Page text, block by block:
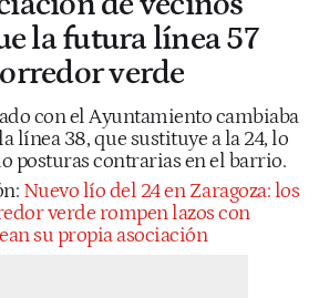
la futura línea 57
verde
con el Ayuntamiento cambiaba
línea 38, que sustituye a la 24, lo
posturas contrarias en el barrio.
Nuevo lío del 24 en Zaragoza: los
verde rompen lazos con
su propia asociación